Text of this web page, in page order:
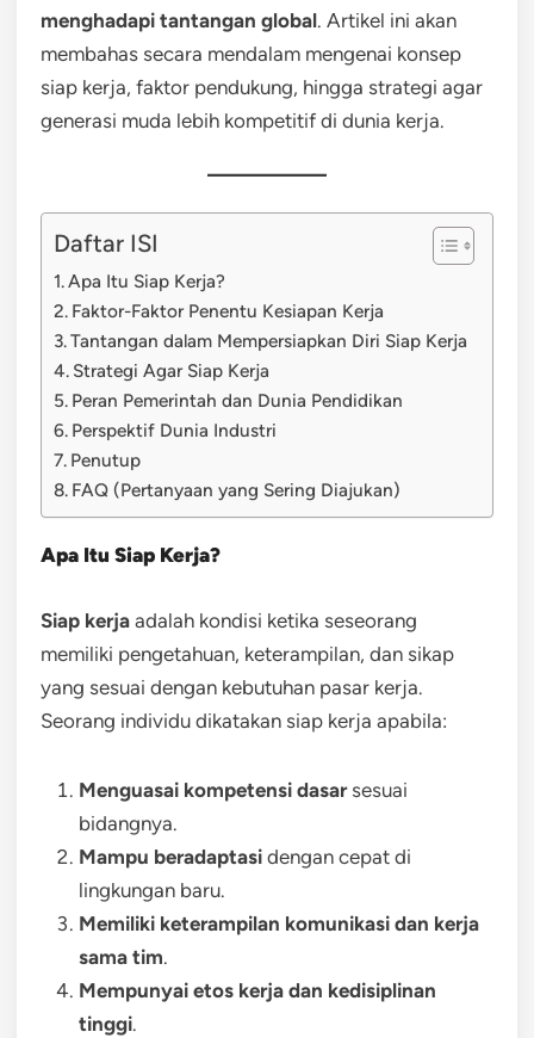
menghadapi tantangan global. Artikel ini akan
membahas secara mendalam mengenai konsep
siap kerja, faktor pendukung, hingga strategi agar
generasi muda lebih kompetitif di dunia kerja.
Daftar ISI
Apa Itu Siap Kerja?
Faktor-Faktor Penentu Kesiapan Kerja
Tantangan dalam Mempersiapkan Diri Siap Kerja
Strategi Agar Siap Kerja
Peran Pemerintah dan Dunia Pendidikan
Perspektif Dunia Industri
Penutup
FAQ (Pertanyaan yang Sering Diajukan)
Apa Itu Siap Kerja?
Siap kerja adalah kondisi ketika seseorang
memiliki pengetahuan, keterampilan, dan sikap
yang sesuai dengan kebutuhan pasar kerja.
Seorang individu dikatakan siap kerja apabila:
Menguasai kompetensi dasarsesuai
bidangnya.
Mampu beradaptasi dengan cepat di
lingkungan baru.
Memiliki keterampilan komunikasi dan kerja
sama tim.
Mempunyai etos kerja dan kedisiplinan
tinggi.